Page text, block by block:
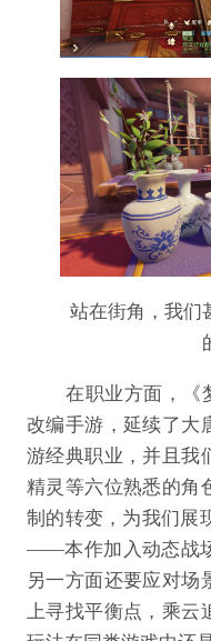
站在街角，我们甚
在职业方面，《梦
改编手游，延续了大
游经典职业，并且我
精灵等六位熟悉的角
制的转变，为我们展
——本作加入动态战
另一方面还要应对场
上寻找平衡点，乘云